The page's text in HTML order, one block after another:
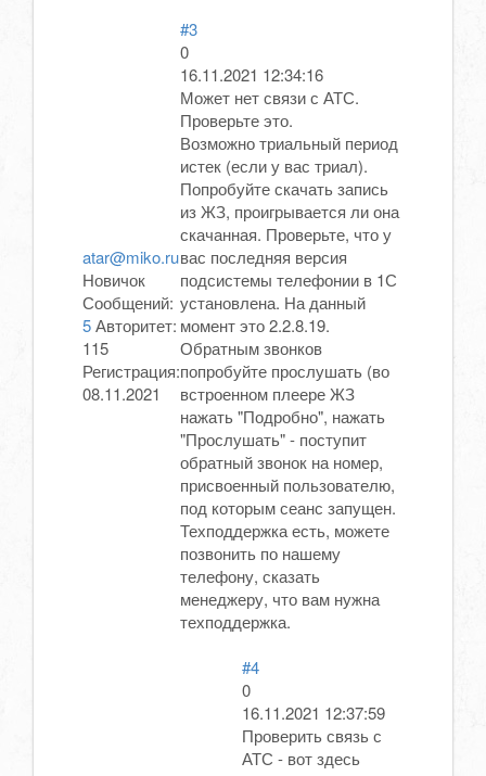
atar@miko.ru
Новичок
Сообщений:
5Авторитет:
115
Регистрация:
08.11.2021
#3
0
16.11.2021 12:34:16
Может нет связи с АТС.
Проверьте это.
Возможно триальный период
истек (если у вас триал).
Попробуйте скачать запись
из ЖЗ, проигрывается ли она
скачанная. Проверьте, что у
вас последняя версия
подсистемы телефонии в 1С
установлена. На данный
момент это 2.2.8.19.
Обратным звонков
попробуйте прослушать (во
встроенном плеере ЖЗ
нажать "Подробно", нажать
"Прослушать" - поступит
обратный звонок на номер,
присвоенный пользователю,
под которым сеанс запущен.
Техподдержка есть, можете
позвонить по нашему
телефону, сказать
менеджеру, что вам нужна
техподдержка.
#4
0
16.11.2021 12:37:59
Проверить связь с
АТС - вот здесь